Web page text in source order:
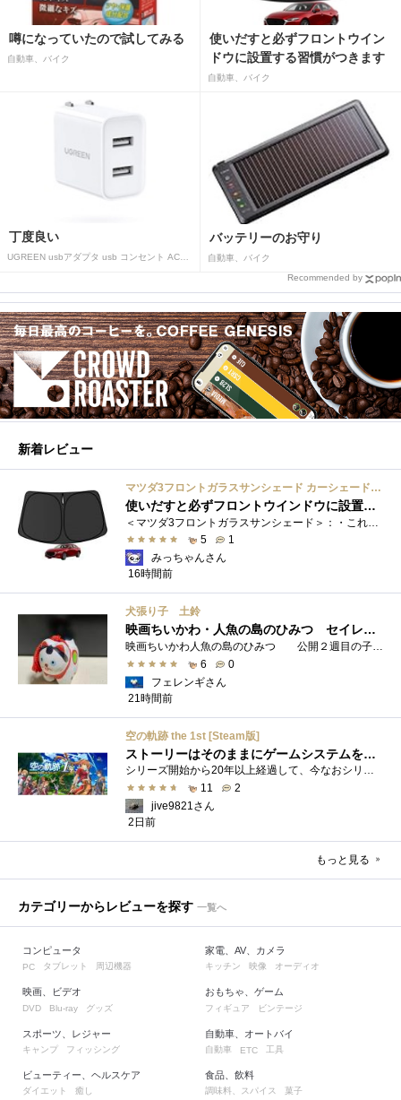
噂になっていたので試してみる
自動車、バイク
使いだすと必ずフロントウイン
ドウに設置する習慣がつきます
自動車、バイク
丁度良い
UGREEN usbアダプタ usb コンセント AC式充電器 3.1A PSE認証済み 折りたたみ式プラグ 2ポート
バッテリーのお守り
自動車、バイク
Recommended by
新着レビュー
マツダ3フロントガラスサンシェード カーシェード 車用 フロントウィンドウさんしえーど 遮光 断熱 カスタムパーツ 車種専用設計 折り畳み式 取付簡単 収納袋付き
使いだすと必ずフロントウインドウに設置する習慣がつきます
5
1
みっちゃんさん
16時間前
犬張り子 土鈴
映画ちいかわ・人魚の島のひみつ セイレーンのモデルは犬だった？
映画ちいかわ人魚の島のひみつ 公開２週目の子どもさんの来場が制限されているレイトショーでも満席でしたし新たにボンドロシールの来場�...
6
0
フェレンギさん
21時間前
空の軌跡 the 1st [Steam版]
ストーリーはそのままにゲームシステムを現代化
シリーズ開始から20年以上経過して、今なおシリーズの完結が見えてこない日本ファルコムのストーリーRPG、「英雄伝説軌跡シリーズ」。シリーズ...
11
2
jive9821さん
2日前
もっと見る
カテゴリーからレビューを探す 一覧へ
コンピュータ
PC タブレット 周辺機器
映画、ビデオ
DVD Blu-ray グッズ
スポーツ、レジャー
キャンプ フィッシング
ビューティー、ヘルスケア
ダイエット 癒し
家電、AV、カメラ
キッチン 映像 オーディオ
おもちゃ、ゲーム
フィギュア ビンテージ
自動車、オートバイ
自動車 ETC 工具
食品、飲料
調味料、スパイス 菓子